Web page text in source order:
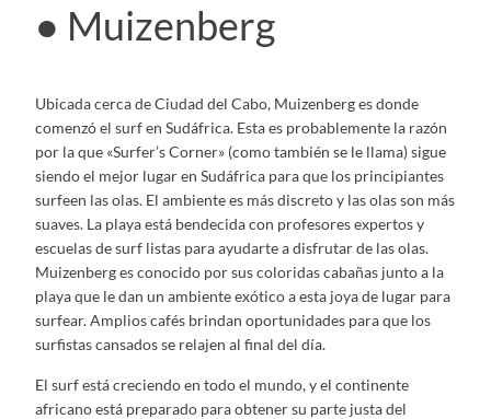
● Muizenberg
Ubicada cerca de Ciudad del Cabo, Muizenberg es donde
comenzó el surf en Sudáfrica. Esta es probablemente la razón
por la que «Surfer’s Corner» (como también se le llama) sigue
siendo el mejor lugar en Sudáfrica para que los principiantes
surfeen las olas. El ambiente es más discreto y las olas son más
suaves. La playa está bendecida con profesores expertos y
escuelas de surf listas para ayudarte a disfrutar de las olas.
Muizenberg es conocido por sus coloridas cabañas junto a la
playa que le dan un ambiente exótico a esta joya de lugar para
surfear. Amplios cafés brindan oportunidades para que los
surfistas cansados ​​se relajen al final del día.
El surf está creciendo en todo el mundo, y el continente
africano está preparado para obtener su parte justa del